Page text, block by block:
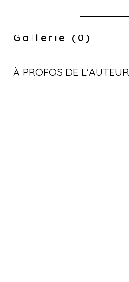
Gallerie (0)
À PROPOS DE L'AUTEUR